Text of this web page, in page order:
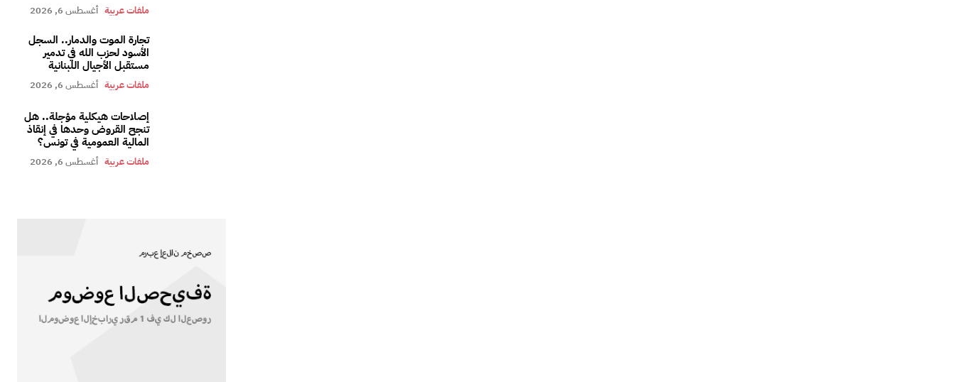
ملفات عربية أغسطس 6, 2026
تجارة الموت والدمار.. السجل
الأسود لحزب الله في تدمير
مستقبل الأجيال اللبنانية
ملفات عربية أغسطس 6, 2026
إصلاحات هيكلية مؤجلة.. هل
تنجح القروض وحدها في إنقاذ
المالية العمومية في تونس؟
ملفات عربية أغسطس 6, 2026